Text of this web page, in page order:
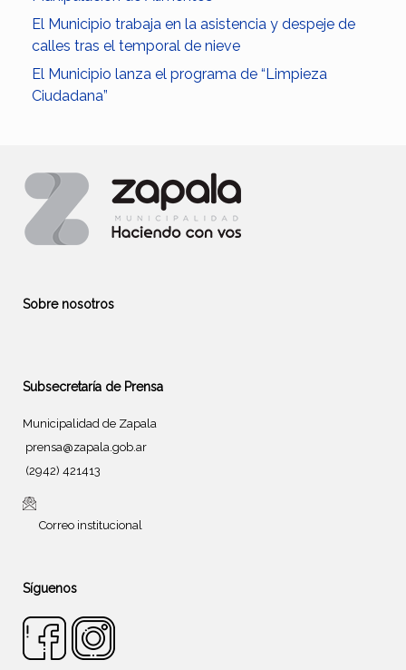
El Municipio trabaja en la asistencia y despeje de
calles tras el temporal de nieve
El Municipio lanza el programa de “Limpieza
Ciudadana”
Sobre nosotros
Subsecretaría de Prensa
Municipalidad de Zapala
prensa@zapala.gob.ar
(2942) 421413
Correo institucional
Síguenos